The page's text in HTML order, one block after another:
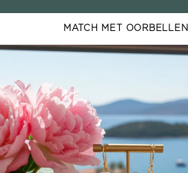
MATCH MET OORBELLEN